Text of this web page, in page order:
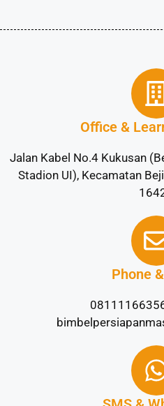
Office &
Jalan Kabel No.4 Kukusan
Stadion UI), Kecamatan
Phone